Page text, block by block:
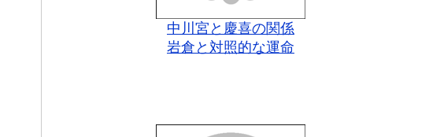
中川宮と慶喜の関係
岩倉と対照的な運命